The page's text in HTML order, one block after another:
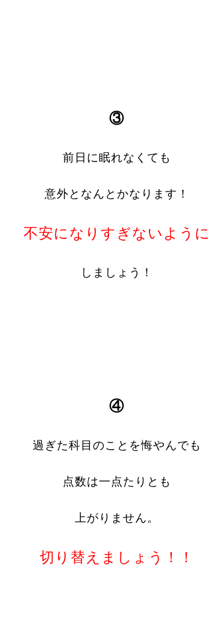
③
前日に眠れなくても
意外となんとかなります！
不安になりすぎないように
しましょう！
④
過ぎた科目のことを悔やんでも
点数は一点たりとも
上がりません。
切り替えましょう！！